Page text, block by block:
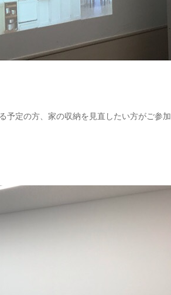
予定の方、家の収納を見直したい方がご参加